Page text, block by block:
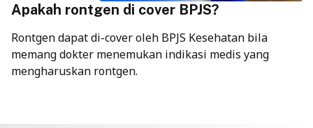
Apakah rontgen di cover BPJS?
Rontgen dapat di-cover oleh BPJS Kesehatan bila
memang dokter menemukan indikasi medis yang
mengharuskan rontgen.